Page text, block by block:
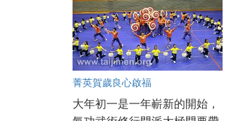
菁英賀歲良心啟福
大年初一是一年嶄新的開始，